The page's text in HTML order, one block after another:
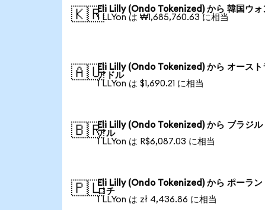
🇰🇷Eli Lilly (Ondo Tokenized) から 韓国ウォ
1 LLYon は ₩1,685,760.63 に相当
🇦🇺Eli Lilly (Ondo Tokenized) から オースト
アドル
1 LLYon は $1,690.21 に相当
🇧🇷Eli Lilly (Ondo Tokenized) から ブラジル
アル
1 LLYon は R$6,087.03 に相当
🇵🇱Eli Lilly (Ondo Tokenized) から ポーラン
ロチ
1 LLYon は zł 4,436.86 に相当